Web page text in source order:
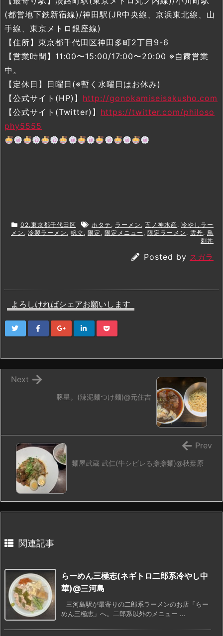
(都営地下鉄新宿線)/神田駅(JR中央線、京浜東北線、山
手線、東京メトロ銀座線)
【住所】東京都千代田区神田多町2丁目9-6
【営業時間】11:00〜15:00/17:00〜20:00 ※自粛営業
中。
【定休日】日曜日(※暫く水曜日はお休み)
【公式サイト(HP)】 http://gonokamiseisakusho.com
【公式サイト(Twitter)】 https://twitter.com/philoso
phy5555
02.東京都千代田区 ホタテ , ラーメン , 五ノ神水産, 冷やしラー
メン , 冷製ラーメン , 帆立 , 限定 , 限定メニュー , 限定ラーメン , 雲丹, 鳥
刺丼
Posted by スガラ
よろしければシェアお願いします
豚星。(辣泥麺つけ麺)@元住吉
Next
麺屋武蔵 武仁(牛シビレる擔擔麺)@秋葉原
Prev
関連記事
らーめん三極志(ネギトロ二郎系冷やし中
華)@三河島
三河島駅が最寄りの二郎系ラーメンのお店「らー
めん三極志」へ。二郎系以外のメニュー ...